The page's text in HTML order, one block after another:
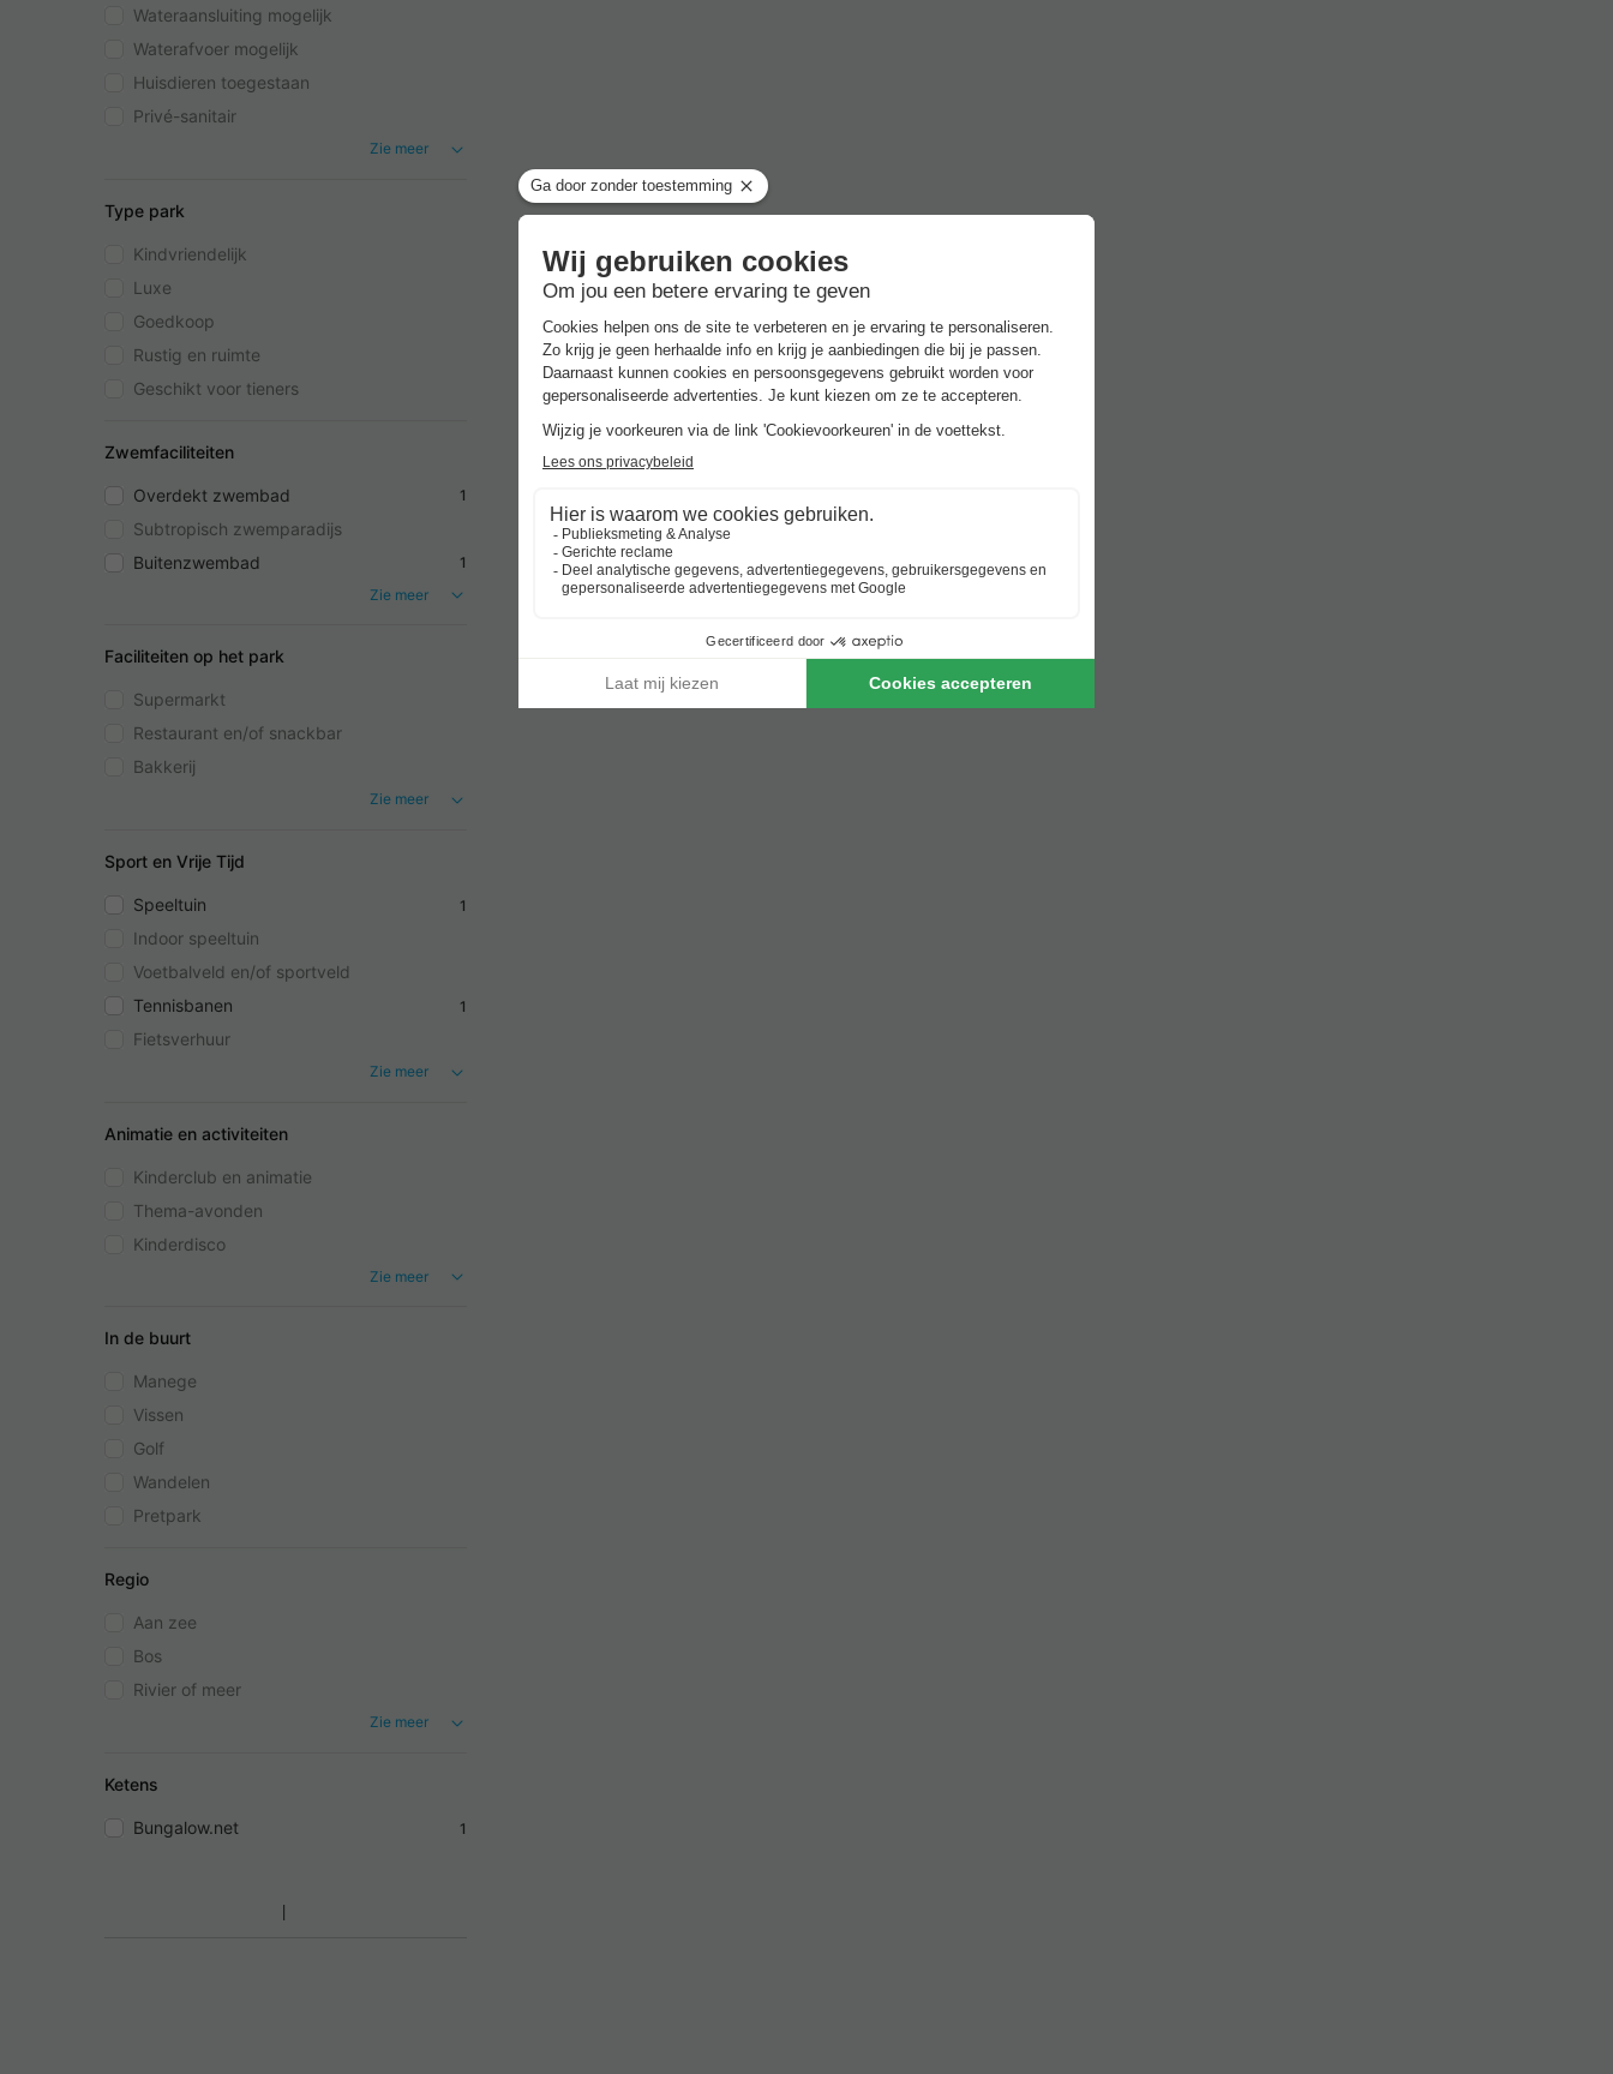
Wateraansluiting mogelijk
Waterafvoer mogelijk
Huisdieren toegestaan
Privé-sanitair
Zie meer
Type park
Kindvriendelijk
Luxe
Goedkoop
Rustig en ruimte
Geschikt voor tieners
Zwemfaciliteiten
Overdekt zwembad 1
Subtropisch zwemparadijs
Buitenzwembad
1
Zie meer
Faciliteiten op het park
Supermarkt
Restaurant en/of snackbar
Bakkerij
Zie meer
Sport en Vrije Tijd
Speeltuin 1
Indoor speeltuin
Voetbalveld en/of sportveld
Tennisbanen
1
Fietsverhuur
Zie meer
Animatie en activiteiten
Kinderclub en animatie
Thema-avonden
Kinderdisco
Zie meer
In de buurt
Manege
Vissen
Golf
Wandelen
Pretpark
Regio
Aan zee
Bos
Rivier of meer
Zie meer
Ketens
Bungalow.net 1